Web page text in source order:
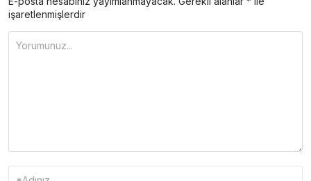
işaretlenmişlerdir